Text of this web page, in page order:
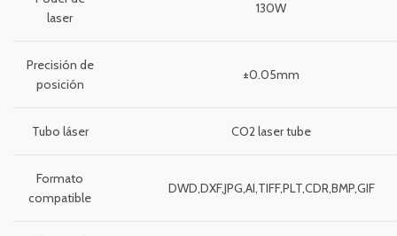
laser
130W
Precisión de
posición
±0.05mm
Tubo láser CO2 laser tube
Formato
compatible
DWD,DXF,JPG,AI,TIFF,PLT,CDR,BMP,GIF